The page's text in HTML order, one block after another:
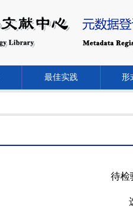
最佳实践 形
待检